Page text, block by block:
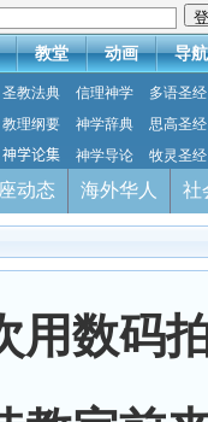
教堂 动画 导航
圣教法典 信理神学
多语圣经
教理纲要 神学辞典
思高圣经
神学论集 神学导论 牧灵圣经
动态 海外华人 社
用数码